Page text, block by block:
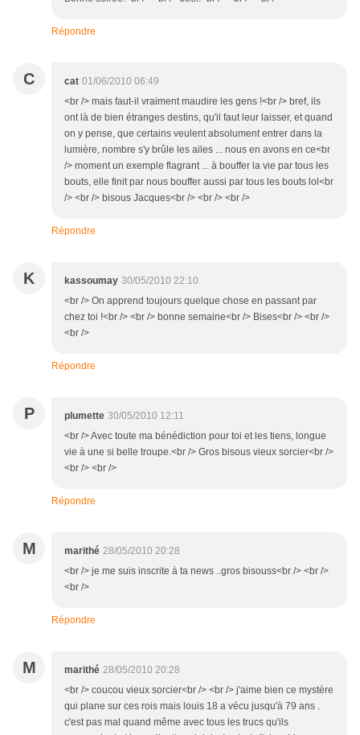
Répondre
C cat 01/06/2010 06:49
<br /> mais faut-il vraiment maudire les gens !<br /> bref, ils
ont là de bien étranges destins, qu'il faut leur laisser, et quand
on y pense, que certains veulent absolument entrer dans la
lumière, nombre s'y brûle les ailes ... nous en avons en ce<br
/> moment un exemple flagrant ... à bouffer la vie par tous les
bouts, elle finit par nous bouffer aussi par tous les bouts lol<br
/> <br /> bisous Jacques<br /> <br /> <br />
Répondre
K kassoumay 30/05/2010 22:10
<br /> On apprend toujours quelque chose en passant par
chez toi !<br /> <br /> bonne semaine<br /> Bises<br /> <br />
<br />
Répondre
P plumette 30/05/2010 12:11
<br /> Avec toute ma bénédiction pour toi et les tiens, longue
vie à une si belle troupe.<br /> Gros bisous vieux sorcier<br />
<br /> <br />
Répondre
M marithé 28/05/2010 20:28
<br /> je me suis inscrite à ta news ..gros bisouss<br /> <br />
<br />
Répondre
M marithé 28/05/2010 20:28
<br /> coucou vieux sorcier<br /> <br /> j'aime bien ce mystère
qui plane sur ces rois mais louis 18 a vécu jusqu'à 79 ans .
c'est pas mal quand même avec tous les trucs qu'ils